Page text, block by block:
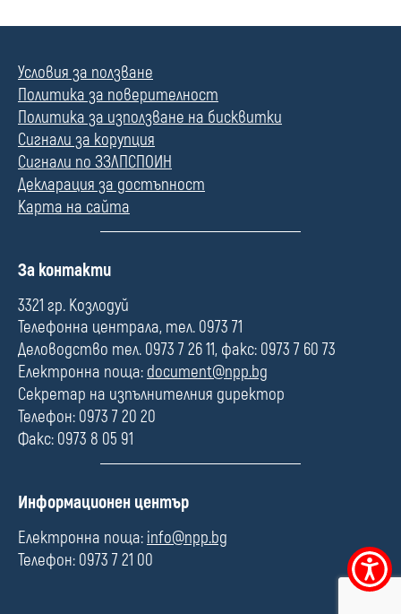
Меню
за
Условия за ползване
Политика за поверителност
Политика за използване на бисквитки
Сигнали за корупция
Сигнали по ЗЗЛПСПОИН
Декларация за достъпност
Карта на сайта
П
л
е
За контакти
3321 гр. Козлодуй
Телефонна централа, тел. 0973 71
Деловодство тел. 0973 7 26 11, факс: 0973 7 60 73
Електронна поща: document@npp.bg
Секретар на изпълнителния директор
Телефон: 0973 7 20 20
Факс: 0973 8 05 91
П
л
е
Информационен център
Електронна поща: info@npp.bg
Телефон: 0973 7 21 00